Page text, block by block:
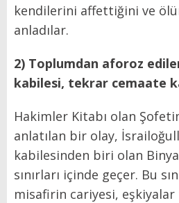
kendilerini affettiğini ve
anladılar.
2) Toplumdan aforoz
kabilesi, tekrar cemaate
Hakimler Kitabı olan
anlatılan bir olay,
kabilesinden biri olan
sınırları içinde geçer. Bu
misafirin cariyesi, eşkiyalar